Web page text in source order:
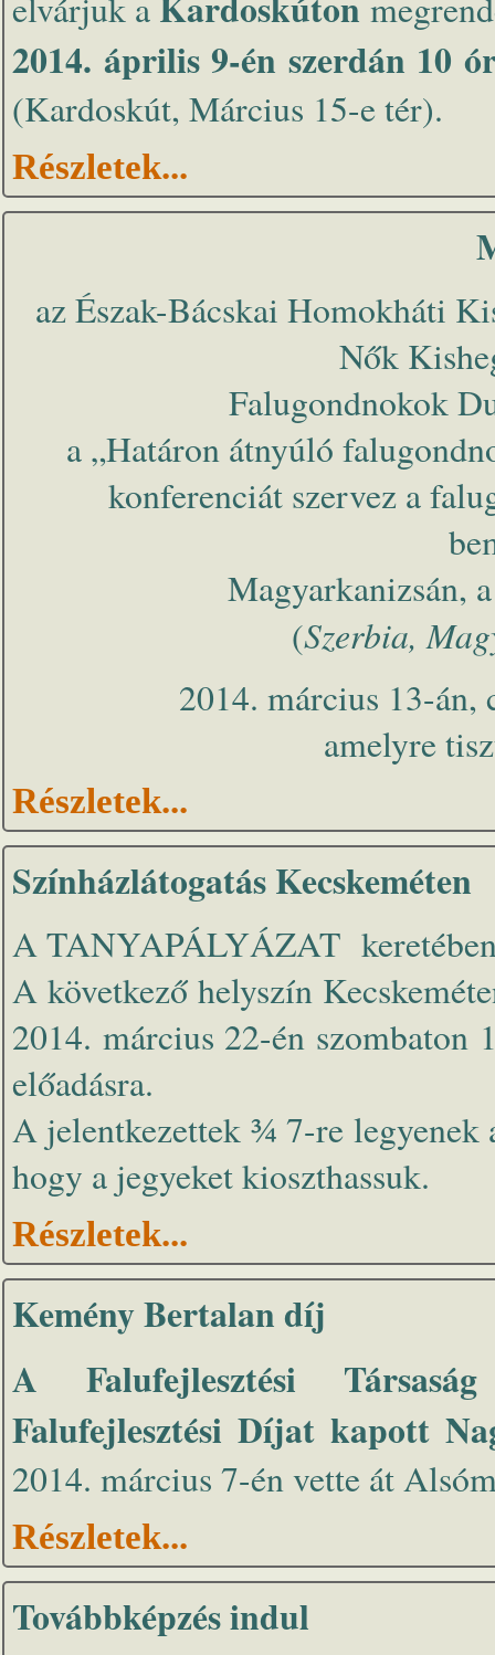
2014. április 9-én szerdán 10
(Kardoskút, Március 15-e tér).
Részletek...
az Észak-Bácskai Homokháti
Nők
Falugondnokok
a „Határon átnyúló
konferenciát szervez a
Magyarkanizsán,
(Szerbia,
2014. március 13-
amelyre
Részletek...
Színházlátogatás Kecskeméten
A TANYAPÁLYÁZAT
A következő helyszín
2014. március 22-én
előadásra.
A jelentkezettek ¾ 7-re legyenek
hogy a jegyeket kioszthassuk.
Részletek...
Kemény Bertalan díj
A Falufejlesztési
Falufejlesztési Díjat kapott
2014. március 7-én vette át
Részletek...
Továbbképzés indul